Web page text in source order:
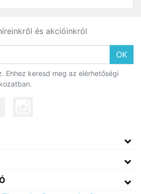
és akcióinkról
OK
Ehhez keresd meg az elérhetőségi